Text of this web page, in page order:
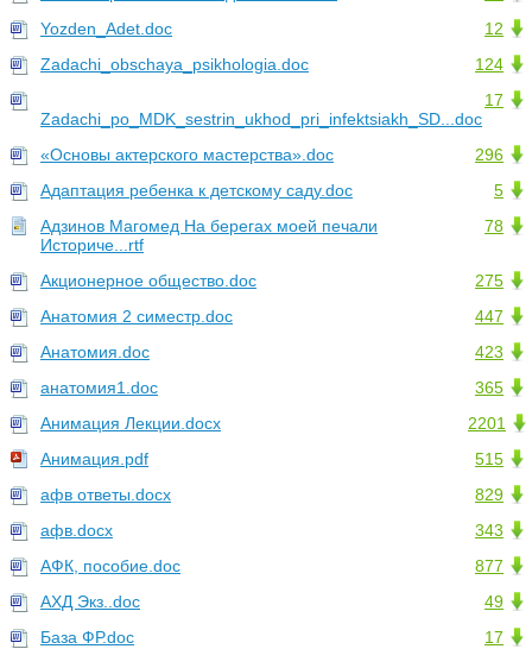
12
Yozden_Adet.doc
124
Zadachi_obschaya_psikhologia.doc
17
Zadachi_po_MDK_sestrin_ukhod_pri_infektsiakh_SD...doc
296
«Основы актерского мастерства».doc
5
Адаптация ребенка к детскому саду.doc
78
Адзинов Магомед На берегах моей печали
Историче...rtf
275
Акционерное общество.doc
447
Анатомия 2 симестр.doc
423
Анатомия.doc
365
анатомия1.doc
2201
Анимация Лекции.docx
515
Анимация.pdf
829
афв ответы.docx
343
афв.docx
877
АФК, пособие.doc
49
АХД Экз..doc
17
База ФР.doc